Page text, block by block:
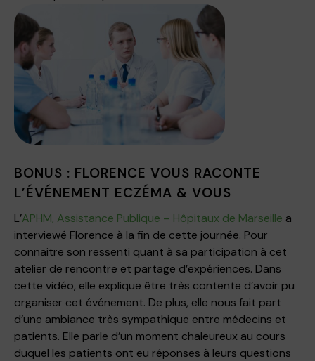
BONUS : FLORENCE VOUS RACONTE
L’ÉVÉNEMENT ECZÉMA & VOUS
L’APHM, Assistance Publique – Hôpitaux de Marseille a
interviewé Florence à la fin de cette journée. Pour
connaitre son ressenti quant à sa participation à cet
atelier de rencontre et partage d’expériences. Dans
cette vidéo, elle explique être très contente d’avoir pu
organiser cet événement. De plus, elle nous fait part
d’une ambiance très sympathique entre médecins et
patients. Elle parle d’un moment chaleureux au cours
duquel les patients ont eu réponses à leurs questions